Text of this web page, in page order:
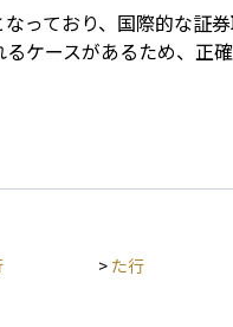
っており、国際的な証
ケースがあるため、正
> た行